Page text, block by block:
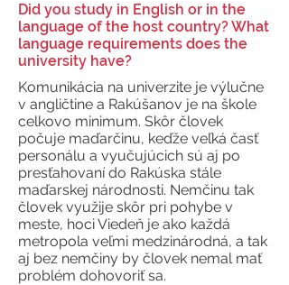
Did you study in English or in the
language of the host country? What
language requirements does the
university have?
Komunikácia na univerzite je výlučne
v angličtine a Rakúšanov je na škole
celkovo minimum. Skôr človek
počuje maďarčinu, keďže veľká časť
personálu a vyučujúcich sú aj po
presťahovaní do Rakúska stále
maďarskej národnosti. Nemčinu tak
človek využije skôr pri pohybe v
meste, hoci Viedeň je ako každá
metropola veľmi medzinárodná, a tak
aj bez nemčiny by človek nemal mať
problém dohovoriť sa.